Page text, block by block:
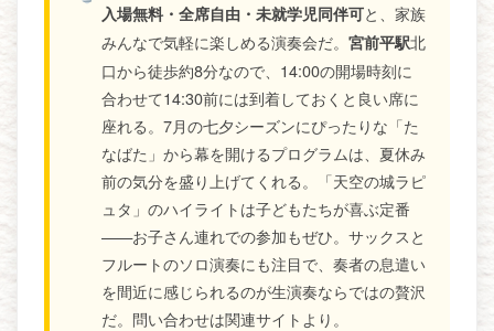
入場無料・全席自由・未就学児同伴可と、家族
みんなで気軽に楽しめる演奏会だ。宮前平駅北
口から徒歩約8分なので、14:00の開場時刻に
合わせて14:30前には到着しておくと良い席に
座れる。7月の七夕シーズンにぴったりな「た
なばた」から幕を開けるプログラムは、夏休み
前の気分を盛り上げてくれる。「天空の城ラピ
ュタ」のハイライトは子どもたちが喜ぶ定番
——お子さん連れでの参加もぜひ。サックスと
フルートのソロ演奏にも注目で、奏者の息遣い
を間近に感じられるのが生演奏ならではの贅沢
だ。問い合わせは関連サイトより。